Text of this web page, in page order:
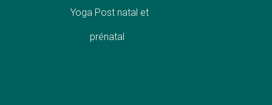
Yoga Post natal et
prénatal